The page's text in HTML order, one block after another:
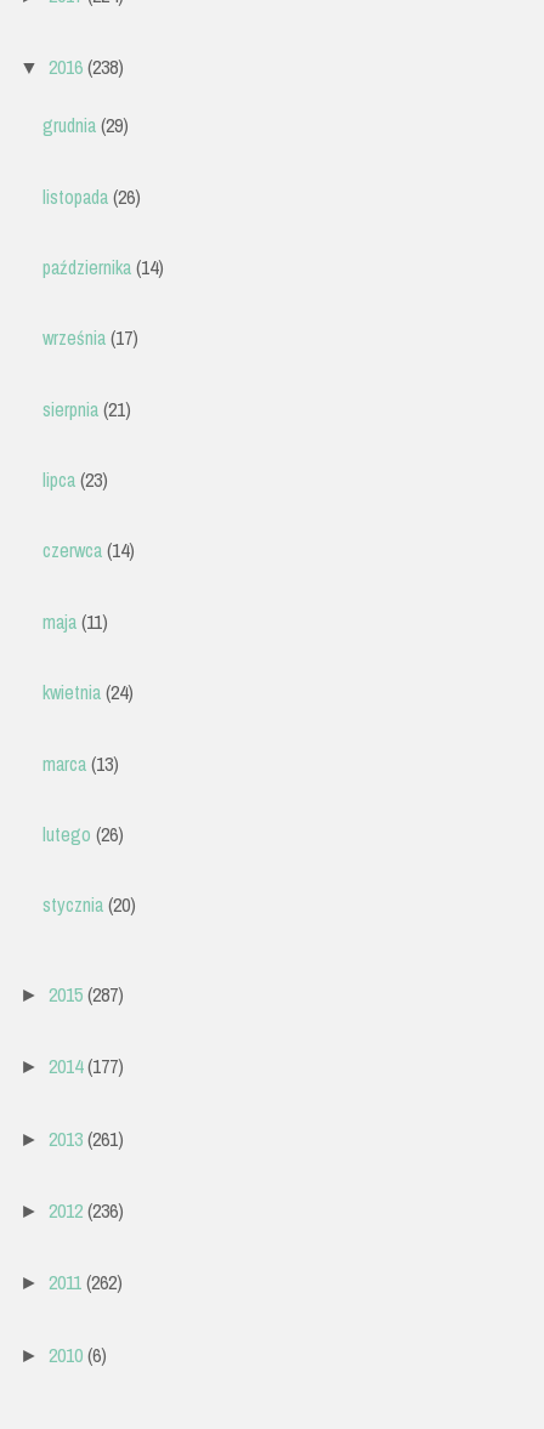
▼ 2016(238)
grudnia(29)
listopada(26)
października(14)
września(17)
sierpnia(21)
lipca(23)
czerwca(14)
maja(11)
kwietnia(24)
marca(13)
lutego (26)
stycznia(20)
► 2015(287)
► 2014(177)
► 2013(261)
► 2012(236)
► 2011(262)
► 2010(6)